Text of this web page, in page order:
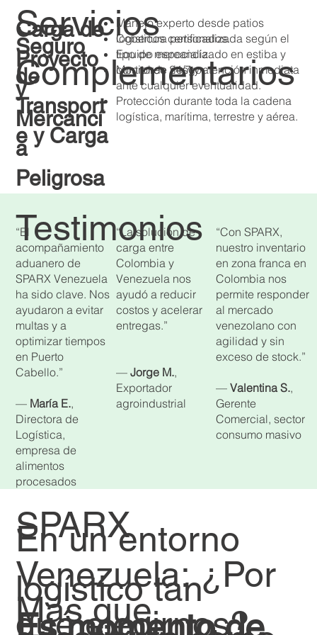
Servicios
Complementarios
Carga de
Proyecto
y
Mercancí
a
Peligrosa
Manejo experto desde patios
logísticos certificados.
Equipo especializado en estiba y
control de riesgo.
Seguro
de
Transport
e y Carga
Cobertura personalizada según el
tipo de mercancía.
Monitoreo 24/7 y atención inmediata
ante cualquier eventualidad.
Protección durante toda la cadena
logística, marítima, terrestre y aérea.
Testimonios
“El
acompañamiento
aduanero de
SPARX Venezuela
ha sido clave. Nos
ayudaron a evitar
multas y a
optimizar tiempos
en Puerto
Cabello.”
— María E.,
Directora de
Logística,
empresa de
alimentos
procesados ​
​“La solución de
carga entre
Colombia y
Venezuela nos
ayudó a reducir
costos y acelerar
entregas.”
— Jorge M.,
Exportador
agroindustrial
​“Con SPARX,
nuestro inventario
en zona franca en
Colombia nos
permite responder
al mercado
venezolano con
agilidad y sin
exceso de stock.”
—Valentina S.,
Gerente
Comercial, sector
consumo masivo
SPARX
Venezuela: ¿Por
qué elegirnos?
En un entorno
logístico tan
Más que
Es momento de